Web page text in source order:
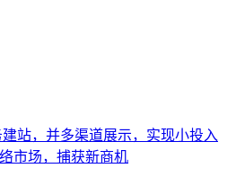
站，并多渠道展示，实现小投入
市场，捕获新商机